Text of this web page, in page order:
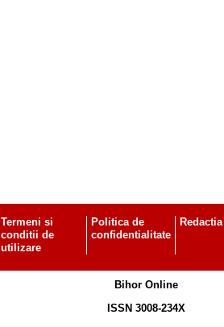
Termeni si
conditii de
utilizare
Politica de
confidentialitate
Redactia
Bihor Online
ISSN 3008-234X